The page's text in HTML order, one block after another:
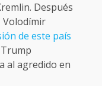
Después
Volodímir
de este país
al agredido en